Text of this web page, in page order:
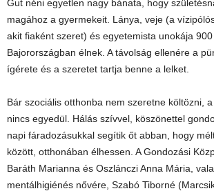
Gut néni egyetlen nagy bánata, hogy
magához a gyermekeit. Lánya, veje (a
akit fiaként szeret) és egyetemista unokája 900
Bajorországban élnek. A távolság ellenére a
ígérete és a szeretet tartja benne a lelket.
Bár szociális otthonba nem szeretne költözni,
nincs egyedül. Hálás szívvel, köszönettel
napi fáradozásukkal segítik őt abban, hogy
között, otthonában élhessen. A Gondozási
Baráth Marianna és Oszlánczi Anna Mária,
mentálhigiénés nővére, Szabó Tiborné